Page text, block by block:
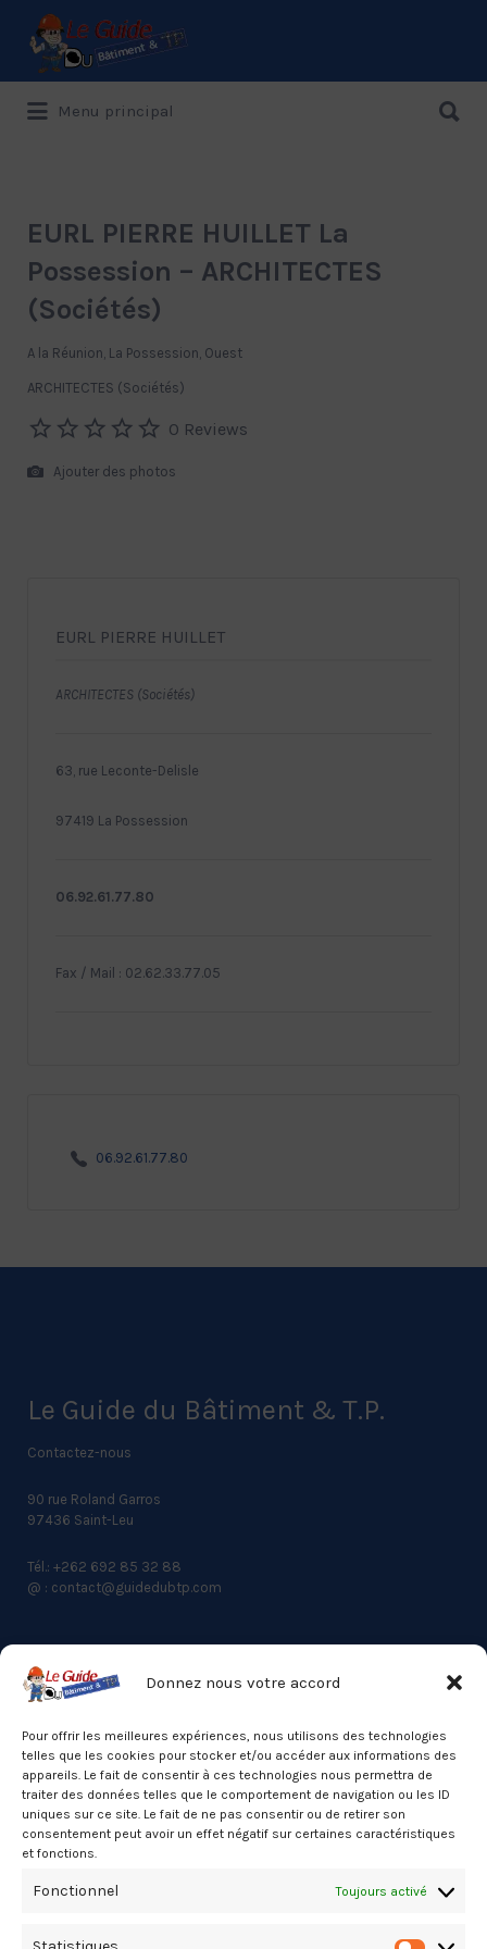
Donnez nous votre accord
Pour offrir les meilleures expériences, nous utilisons des technologies
telles que les cookies pour stocker et/ou accéder aux informations des
appareils. Le fait de consentir à ces technologies nous permettra de
traiter des données telles que le comportement de navigation ou les ID
uniques sur ce site. Le fait de ne pas consentir ou de retirer son
consentement peut avoir un effet négatif sur certaines caractéristiques
et fonctions.
Fonctionnel Toujours activé
Le Guide de référence depuis 1995
Rechercher:
Menu principal
EURL PIERRE HUILLET La
Possession – ARCHITECTES
(Sociétés)
A la Réunion, La Possession, Ouest
ARCHITECTES (Sociétés)
0 Reviews
Ajouter des photos
EURL PIERRE HUILLET
ARCHITECTES (Sociétés)
63, rue Leconte-Delisle
97419 La Possession
06.92.61.77.80
Fax / Mail : 02.62.33.77.05
06.92.61.77.80
Le Guide du Bâtiment & T.P.
Contactez-nous
90 rue Roland Garros
97436 Saint-Leu
Tél.: +262 692 85 32 88
@ : contact@guidedubtp.com
ACCES RAPIDE
Actualités du BTP
Annuaire
Besoin d’un professionnel ?
Mentions légales